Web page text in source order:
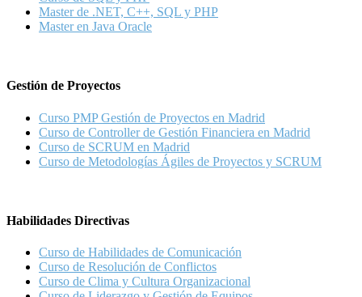
Master de .NET, C++, SQL y PHP
Master en Java Oracle
Gestión de Proyectos
Curso PMP Gestión de Proyectos en Madrid
Curso de Controller de Gestión Financiera en Madrid
Curso de SCRUM en Madrid
Curso de Metodologías Ágiles de Proyectos y SCRUM
Habilidades Directivas
Curso de Habilidades de Comunicación
Curso de Resolución de Conflictos
Curso de Clima y Cultura Organizacional